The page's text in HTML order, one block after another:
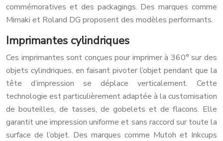
commémoratives et des packagings. Des marques comme
Mimaki et Roland DG proposent des modèles performants.
Imprimantes cylindriques
Ces imprimantes sont conçues pour imprimer à 360° sur des
objets cylindriques, en faisant pivoter l’objet pendant que la
tête d’impression se déplace verticalement. Cette
technologie est particulièrement adaptée à la customisation
de bouteilles, de tasses, de gobelets et de flacons. Elle
garantit une impression uniforme et sans raccord sur toute la
surface de l’objet. Des marques comme Mutoh et Inkcups